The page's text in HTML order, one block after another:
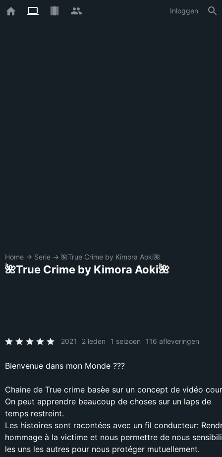
Inloggen
Home → Serie → 🌺True Crime by Kimora Aoki🌺
🌺True Crime by Kimora Aoki🌺
2021 2 leden 1 seizoen 116 afleveringen
Bienvenue dans mon Monde ???
Chaine de True crime basèe sur un concept de vidéo
On peut apprendre beaucoup de choses sur un laps de
temps restreint.
Les histoires sont racontées avec un fil conducteur:
hommage à la victime et nous permettre de nous
les uns les autres pour nous protéger mutuellement.